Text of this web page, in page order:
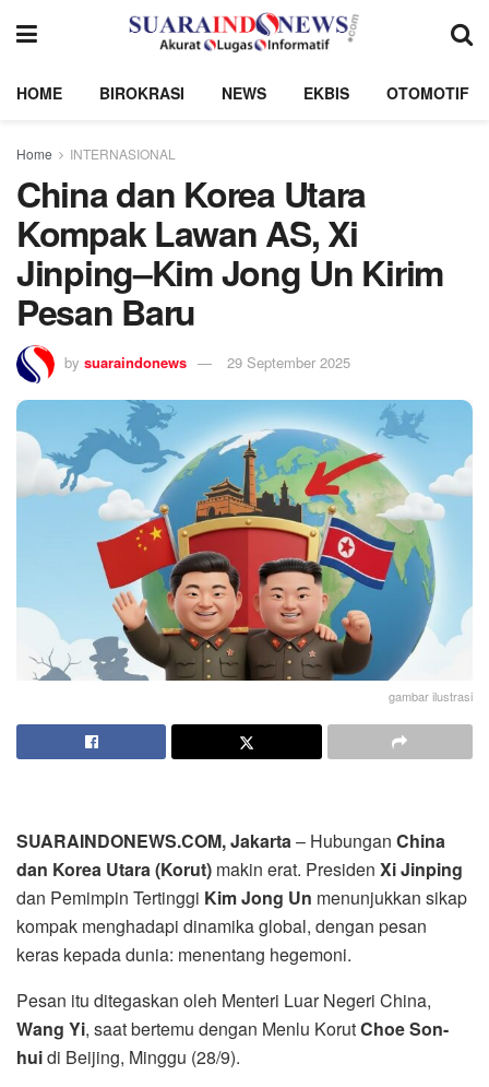
HOME BIROKRASI NEWS EKBIS OTOMOTIF
Home INTERNASIONAL
China dan Korea Utara
Kompak Lawan AS, Xi
Jinping–Kim Jong Un Kirim
Pesan Baru
by suaraindonews 29 September 2025
gambar ilustrasi
SUARAINDONEWS.COM, Jakarta– Hubungan China
dan Korea Utara (Korut) makin erat. Presiden Xi Jinping
dan Pemimpin Tertinggi Kim Jong Un menunjukkan sikap
kompak menghadapi dinamika global, dengan pesan
keras kepada dunia: menentang hegemoni.
Pesan itu ditegaskan oleh Menteri Luar Negeri China,
Wang Yi, saat bertemu dengan Menlu KorutChoe Son-
huidi Beijing, Minggu (28/9).